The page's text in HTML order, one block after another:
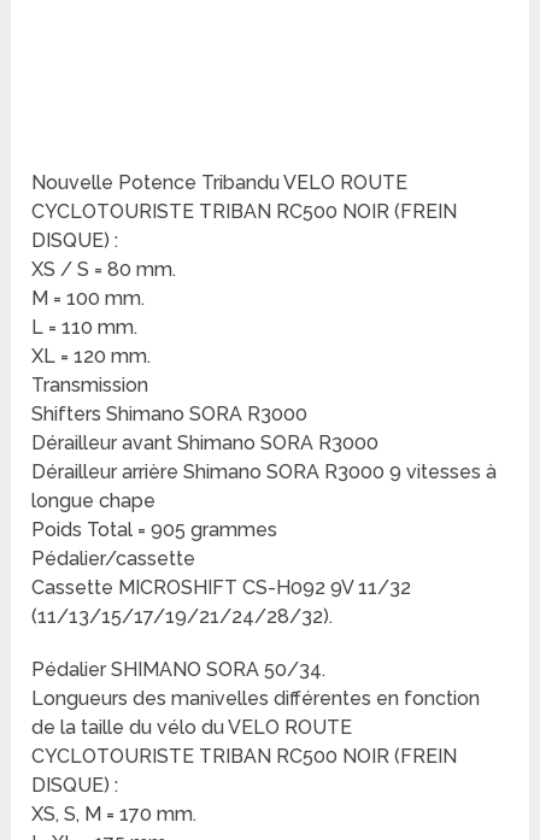
Nouvelle Potence Tribandu VELO ROUTE
CYCLOTOURISTE TRIBAN RC500 NOIR (FREIN
DISQUE) :
XS / S = 80 mm.
M = 100 mm.
L = 110 mm.
XL = 120 mm.
Transmission
Shifters Shimano SORA R3000
Dérailleur avant Shimano SORA R3000
Dérailleur arrière Shimano SORA R3000 9 vitesses à
longue chape
Poids Total = 905 grammes
Pédalier/cassette
Cassette MICROSHIFT CS-H092 9V 11/32
(11/13/15/17/19/21/24/28/32).
Pédalier SHIMANO SORA 50/34.
Longueurs des manivelles différentes en fonction
de la taille du vélo du VELO ROUTE
CYCLOTOURISTE TRIBAN RC500 NOIR (FREIN
DISQUE) :
XS, S, M = 170 mm.